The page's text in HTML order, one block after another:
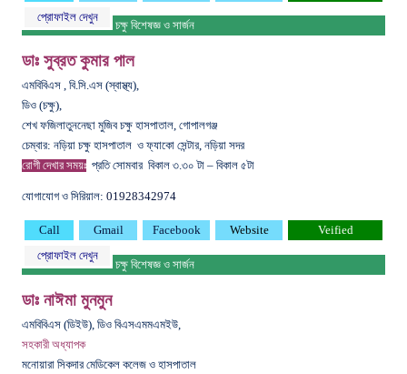
প্রোফাইল দেখুন
চক্ষু বিশেষজ্ঞ ও সার্জন
ডাঃ সুব্রত কুমার পাল
এমবিবিএস , বি.সি.এস (স্বাস্থ্য),
ডিও (চক্ষু),
শেখ ফজিলাতুননেছা মুজিব চক্ষু হাসপাতাল, গোপালগঞ্জ
চেম্বার: নড়িয়া চক্ষু হাসপাতাল ও ফ্যাকো সেন্টার, নড়িয়া সদর
রোগী দেখার সময়ঃ প্রতি সোমবার বিকাল ৩.৩০ টা – বিকাল ৫টা
যোগাযোগ ও সিরিয়াল: 01928342974
Call Gmail Facebook Website
Veified
প্রোফাইল দেখুন
চক্ষু বিশেষজ্ঞ ও সার্জন
ডাঃ নাঈমা মুনমুন
এমবিবিএস (ডিইউ), ডিও বিএসএমমএমইউ,
সহকারী অধ্যাপক
মনোয়ারা সিকদার মেডিকেল কলেজ ও হাসপাতাল